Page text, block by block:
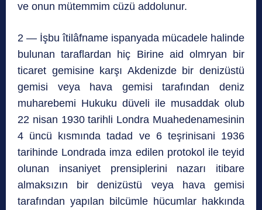
ve onun mütemmim cüzü addolunur.
2 — İşbu îtilâfname ispanyada mücadele halinde
bulunan taraflardan hiç Birine aid olmryan bir
ticaret gemisine karşı Akdenizde bir denizüstü
gemisi veya hava gemisi tarafından deniz
muharebemi Hukuku düveli ile musaddak olub
22 nisan 1930 tarihli Londra Muahedenamesinin
4 üncü kısmında tadad ve 6 teşrinisani 1936
tarihinde Londrada imza edilen protokol ile teyid
olunan insaniyet prensiplerini nazarı itibare
almaksızın bir denizüstü veya hava gemisi
tarafından yapılan bilcümle hücumlar hakkında